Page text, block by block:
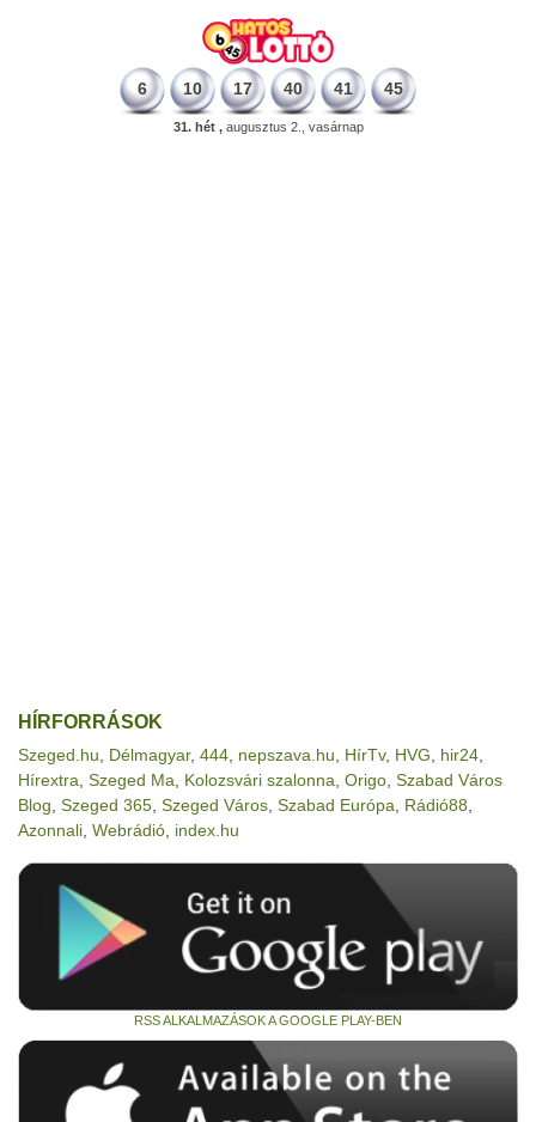
6 10 17 40 41 45
31. hét ,augusztus 2., vasárnap
HÍRFORRÁSOK
Szeged.hu Délmagyar, 444 nepszava.hu HírTv, HVG hir24
Hírextra Szeged Ma Kolozsvári szalonna Origo Szabad Város
Blog Szeged 365 Szeged Város Szabad Európa Rádió88
Azonnali Webrádió index.hu
RSS ALKALMAZÁSOK A GOOGLE PLAY-BEN